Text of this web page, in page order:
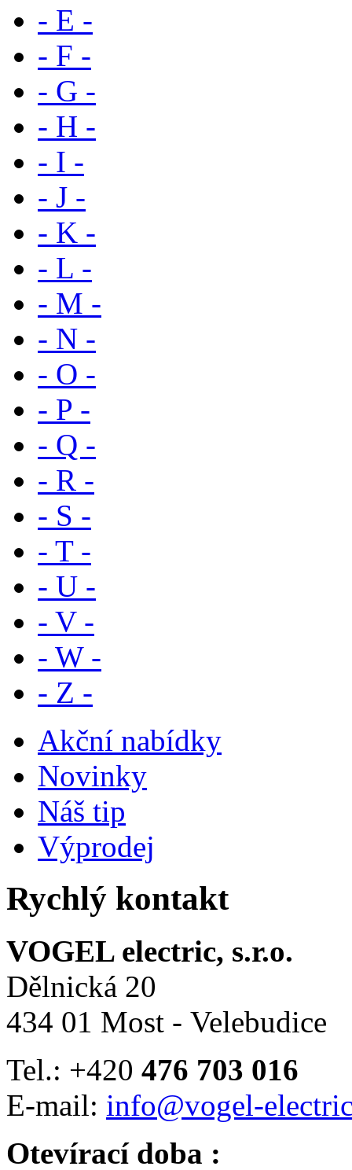
- E -
- F -
- G -
- H -
- I -
- J -
- K -
- L -
- M -
- N -
- O -
- P -
- Q -
- R -
- S -
- T -
- U -
- V -
- W -
- Z -
Akční nabídky
Novinky
Náš tip
Výprodej
Rychlý kontakt
VOGEL electric, s.r.o.
Dělnická 20
434 01 Most - Velebudice
Tel.: +420 476 703 016
E-mail: info@vogel-
Otevírací doba :